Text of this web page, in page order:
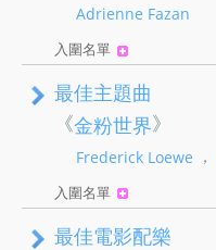
Adrienne Fazan
入圍名單
最佳主題曲
《金粉世界》
Frederick Loewe ，
入圍名單
最佳電影配樂